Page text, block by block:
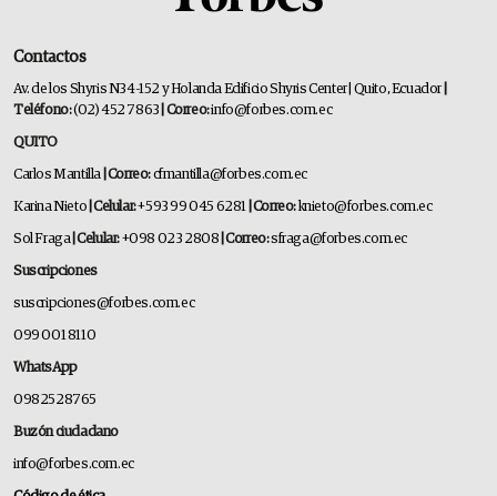
Contactos
Av. de los Shyris N34-152 y Holanda Edificio Shyris Center | Quito, Ecuador
Teléfono:(02) 452 7863 | Correo:info@forbes.com.ec
QUITO
Carlos Mantilla | Correo:cfmantilla@forbes.com.ec
Karina Nieto | Celular:+593 99 045 6281 | Correo:knieto@forbes.com.ec
Sol Fraga| Celular:+098 023 2808 | Correo:sfraga@forbes.com.ec
Suscripciones
suscripciones@forbes.com.ec
099 001 8110
WhatsApp
0982528765
Buzón ciudadano
info@forbes.com.ec